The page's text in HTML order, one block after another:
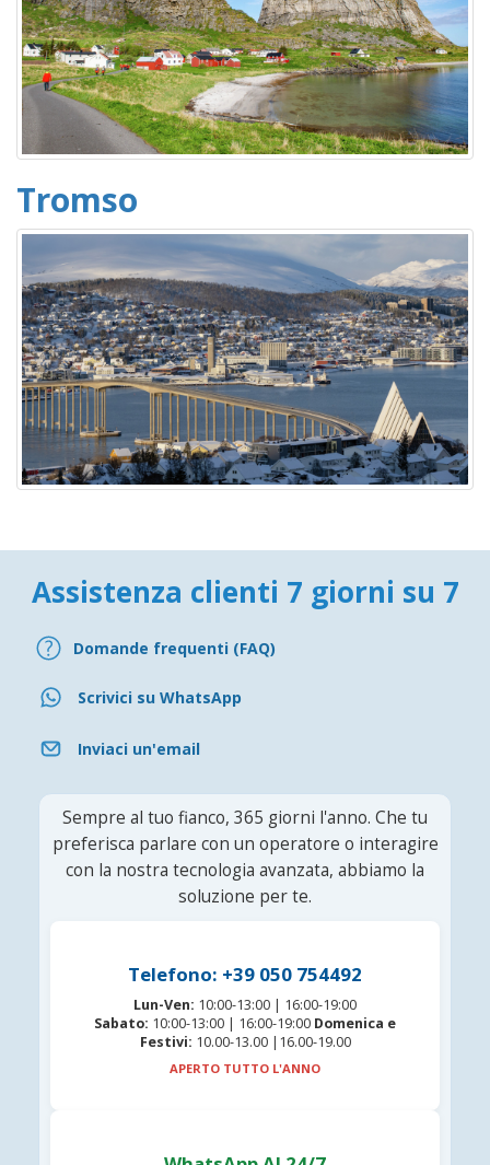
Tromso
Assistenza clienti 7 giorni su 7
Domande frequenti (FAQ)
Scrivici su WhatsApp
Inviaci un'email
Sempre al tuo fianco, 365 giorni l'anno. Che tu
preferisca parlare con un operatore o interagire
con la nostra tecnologia avanzata, abbiamo la
soluzione per te.
Telefono: +39 050 754492
Lun-Ven: 10:00-13:00 | 16:00-19:00
Sabato: 10:00-13:00 | 16:00-19:00 Domenica e
Festivi: 10.00-13.00 |16.00-19.00
APERTO TUTTO L'ANNO